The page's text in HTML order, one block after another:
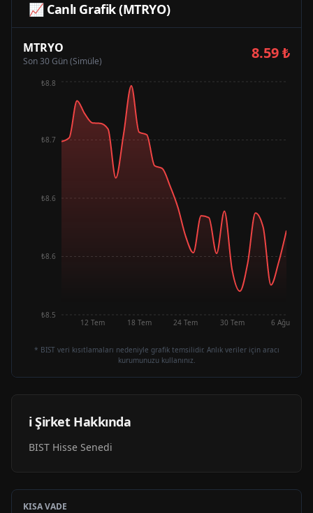
📈 Canlı Grafik (MTRYO)
MTRYO
Son 30 Gün (Simüle) 8.59₺
12 Tem 18 Tem 24 Tem 30 Tem 6 Ağu
₺8.5
₺8.6
₺8.6
₺8.7
₺8.8
* BIST veri kısıtlamaları nedeniyle grafik temsilidir. Anlık veriler için aracı
kurumunuzu kullanınız.
ℹ️ Şirket Hakkında
BIST Hisse Senedi
KISA VADE